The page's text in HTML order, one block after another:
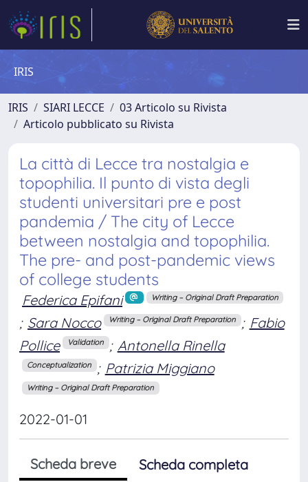
IRIS
IRIS SIARI LECCE
03 Articolo su Rivista
Articolo pubblicato su Rivista
La città di Lecce tra nostalgia e
topophilia. Il punto di vista degli
studenti universitari pre e post
pandemia / The city of Lecce
between nostalgia and topophilia.
The pre- and post-pandemic views
of college students
Federica Epifani Writing – Original Draft Preparation
; Sara Nocco Writing – Original Draft Preparation ; Fabio
Pollice
Validation ; Antonella Rinella
Conceptualization ; Patrizia Miggiano
Writing – Original Draft Preparation
2022-01-01
Scheda breve
Scheda completa